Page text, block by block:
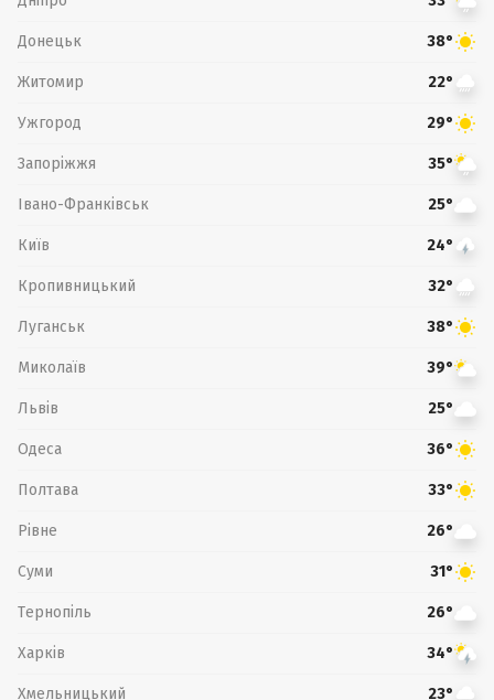
Донецьк 38°
Житомир 22°
Ужгород 29°
Запоріжжя 35°
Івано-Франківськ 25°
Київ 24°
Кропивницький 32°
Луганськ 38°
Миколаїв 39°
Львів 25°
Одеса 36°
Полтава 33°
Рівне 26°
Суми 31°
Тернопіль 26°
Харків 34°
Хмельницький 23°